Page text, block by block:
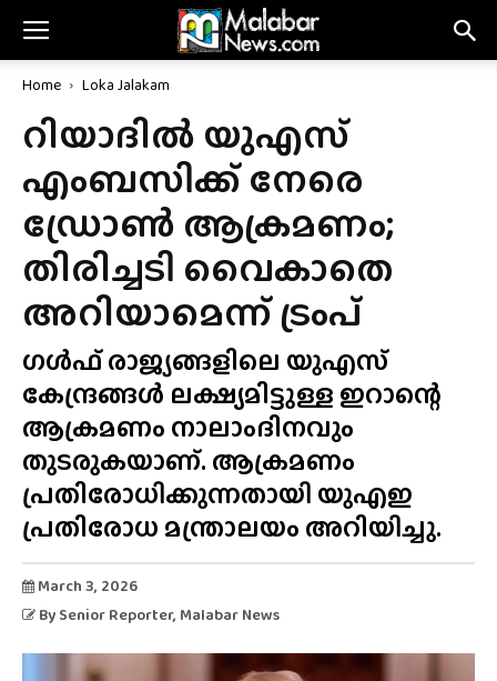
Home Loka Jalakam
റിയാദിൽ യുഎസ്
എംബസിക്ക് നേരെ
ഡ്രോൺ ആക്രമണം;
തിരിച്ചടി വൈകാതെ
അറിയാമെന്ന് ട്രംപ്
ഗൾഫ് രാജ്യങ്ങളിലെ യുഎസ്
കേന്ദ്രങ്ങൾ ലക്ഷ്യമിട്ടുള്ള ഇറാന്റെ
ആക്രമണം നാലാംദിനവും
തുടരുകയാണ്. ആക്രമണം
പ്രതിരോധിക്കുന്നതായി യുഎഇ
പ്രതിരോധ മന്ത്രാലയം അറിയിച്ചു.
March 3, 2026
By Senior Reporter, Malabar News